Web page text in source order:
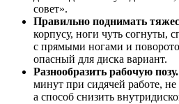
совет».
Правильно поднимать
корпусу, ноги чуть согнуты,
с прямыми ногами и
опасный для диска вариант.
Разнообразить рабочую позу.
минут при сидячей работе, не
а способ снизить